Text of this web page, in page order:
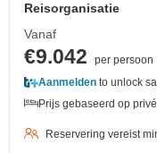
Reisorganisatie
Vanaf
€9.042
per persoon
Aanmelden to unlock
Prijs gebaseerd op
Reservering vereist